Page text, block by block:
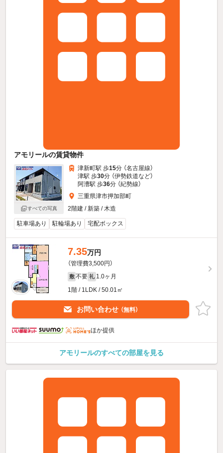
アモリールの賃貸物件
すべての写真
津新町駅 歩15分 （名古屋線）
津駅 歩30分 （伊勢鉄道など）
阿漕駅 歩36分 （紀勢線）
三重県津市押加部町
2階建 / 新築 / 木造
駐車場あり 駐輪場あり 宅配ボックス
7.35万円
（管理費3,500円）
敷 不要 礼 1.0ヶ月
1階 / 1LDK / 50.01㎡
お問い合わせ （無料）
ほか提供
アモリールのすべての部屋を見る